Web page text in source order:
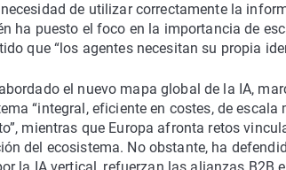
de utilizar correctamente la
ha puesto el foco en la importancia de
que “los agentes necesitan su propia
el nuevo mapa global de la IA,
“integral, eficiente en costes, de
mientras que Europa afronta retos
del ecosistema. No obstante, ha